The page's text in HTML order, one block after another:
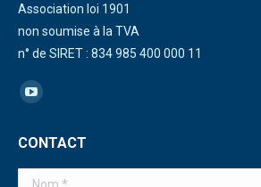
Association loi 1901
non soumise à la TVA
n° de SIRET : 834 985 400 000 11
Trouvez nous sur :
La
YouTube
s'ouvre
CONTACT
Nom *